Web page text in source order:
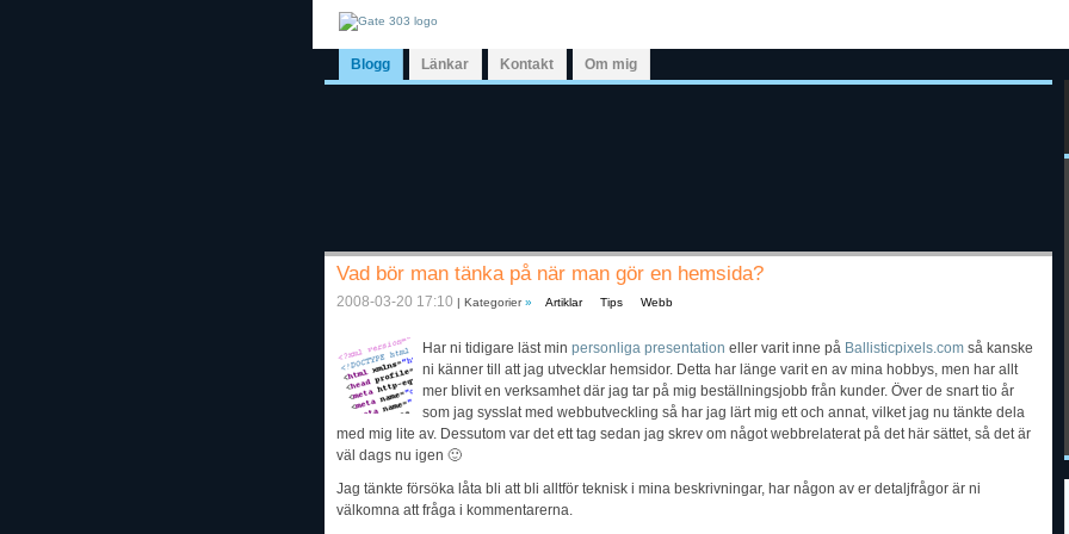
Blogg Länkar Kontakt Om mig
Vad bör man tänka på när man gör en hemsida?
2008-03-20 17:10 | Kategorier» Artiklar Tips Webb
Har ni tidigare läst min personliga presentation eller varit inne på Ballisticpixels.com så kanske
ni känner till att jag utvecklar hemsidor. Detta har länge varit en av mina hobbys, men har allt
mer blivit en verksamhet där jag tar på mig beställningsjobb från kunder. Över de snart tio år
som jag sysslat med webbutveckling så har jag lärt mig ett och annat, vilket jag nu tänkte dela
med mig lite av. Dessutom var det ett tag sedan jag skrev om något webbrelaterat på det här sättet, så det är
väl dags nu igen 🙂
Jag tänkte försöka låta bli att bli alltför teknisk i mina beskrivningar, har någon av er detaljfrågor är ni
välkomna att fråga i kommentarerna.